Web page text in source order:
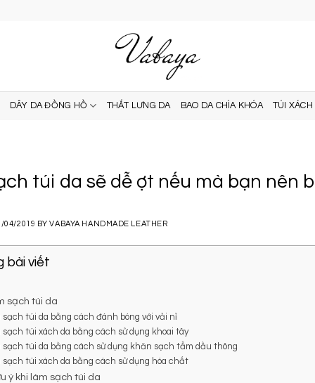
DÂY DA ĐỒNG HỒ THẮT LƯNG DA BAO DA CHÌA KHÓA TÚI XÁCH
túi da sẽ dễ ợt nếu mà bạn nên
04/2019 BYVABAYA HANDMADE LEATHER
bài viết
sạch túi da
sạch túi da bằng cách đánh bóng với vải nỉ
sạch túi xách da bằng cách sử dụng khoai tây
sạch túi da bằng cách sử dụng khăn sạch tẩm dầu thông
sạch túi xách da bằng cách sử dụng hóa chất
ý khi làm sạch túi da